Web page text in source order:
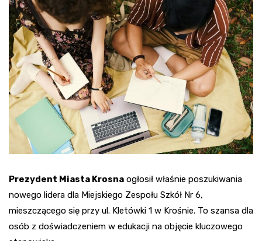
Prezydent Miasta Krosna ogłosił właśnie poszukiwania
nowego lidera dla Miejskiego Zespołu Szkół Nr 6,
mieszczącego się przy ul. Kletówki 1 w Krośnie. To szansa dla
osób z doświadczeniem w edukacji na objęcie kluczowego